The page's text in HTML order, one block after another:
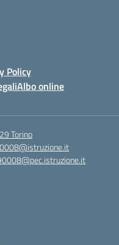
Policy
Albo online
Torino